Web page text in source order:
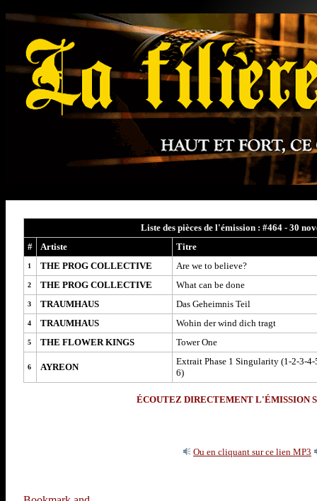
Liste des pièces de l'émission : #464 - 30
#
Artiste Titre
1 THE PROG COLLECTIVE Are we to believe?
2 THE PROG COLLECTIVE What can be done
3 TRAUMHAUS Das Geheimnis Teil
4 TRAUMHAUS Wohin der wind dich tragt
5 THE FLOWER KINGS TowerOne
6 AYREON
Extrait Phase 1 Singularity (1-2-3-4-
6)
ÉCOUTEZ DIRECTEMENT L'ÉMISSION
Ou en cliquant sur ce lien MP3